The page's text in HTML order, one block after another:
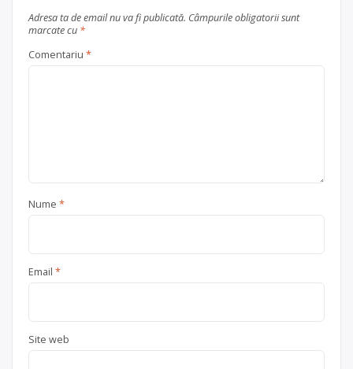
Adresa ta de email nu va fi publicată. Câmpurile obligatorii sunt
marcate cu *
Comentariu *
Nume *
Email *
Site web